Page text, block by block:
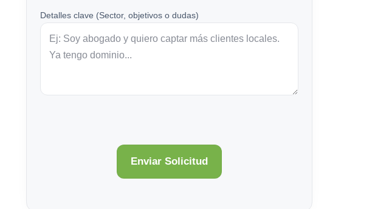
Detalles clave (Sector, objetivos o dudas)